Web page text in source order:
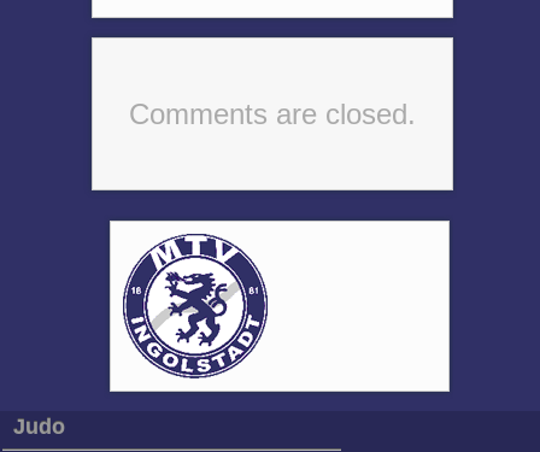
Comments are closed.
Judo